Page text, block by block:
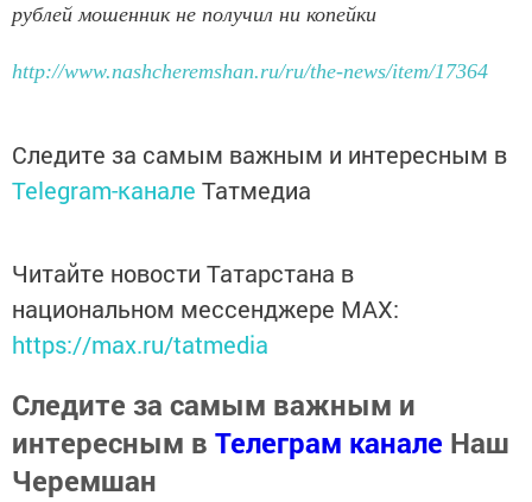
рублей мошенник не получил ни копейки
http://www.nashcheremshan.ru/ru/the-news/item/17364
Следите за самым важным и интересным в
Telegram-канале Татмедиа
Читайте новости Татарстана в
национальном мессенджере MАХ:
https://max.ru/tatmedia
Следите за самым важным и
интересным в Телеграм канале Наш
Черемшан